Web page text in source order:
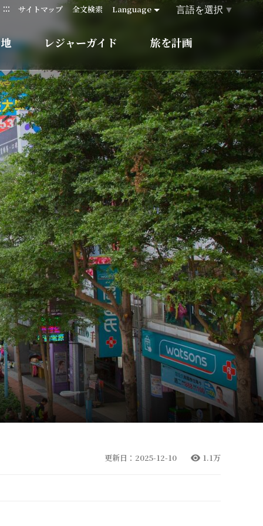
::: サイトマップ 全文検索 Language 言語を選択 ▼
レジャーガイド 旅を計画
更新日：2025-12-10 1.1万